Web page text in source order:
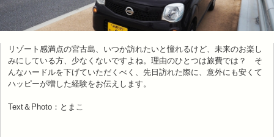
リゾート感満点の宮古島、いつか訪れたいと憧れるけど、未来のお楽し
みにしている方、少なくないですよね。理由のひとつは旅費では？ そ
んなハードルを下げていただくべく、先日訪れた際に、意外にも安くて
ハッピーが増した経験をお伝えします。
Text＆Photo：とまこ